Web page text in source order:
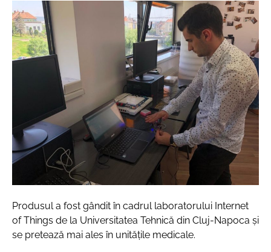
Produsul a fost gândit în cadrul laboratorului Internet
of Things de la Universitatea Tehnică din Cluj-Napoca și
se pretează mai ales în unitățile medicale.